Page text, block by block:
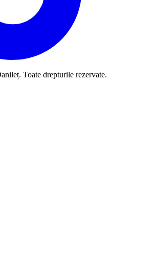
Toate drepturile rezervate.